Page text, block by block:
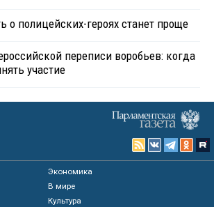
о полицейских-героях станет проще
переписи воробьев: когда
участие
Экономика
В мире
Культура